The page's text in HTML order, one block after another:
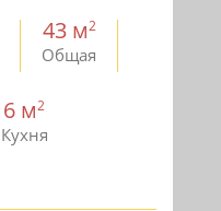
43 м2
Общая
6 м2
Кухня